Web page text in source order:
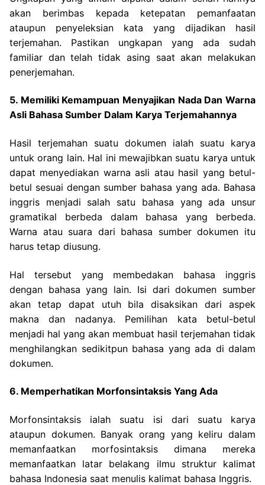
akan berimbas kepada ketepatan pemanfaatan
ataupun penyeleksian kata yang dijadikan hasil
terjemahan. Pastikan ungkapan yang ada sudah
familiar dan telah tidak asing saat akan melakukan
penerjemahan.
5. Memiliki Kemampuan Menyajikan Nada Dan Warna
Asli Bahasa Sumber Dalam Karya Terjemahannya
Hasil terjemahan suatu dokumen ialah suatu karya
untuk orang lain. Hal ini mewajibkan suatu karya untuk
dapat menyediakan warna asli atau hasil yang betul-
betul sesuai dengan sumber bahasa yang ada. Bahasa
inggris menjadi salah satu bahasa yang ada unsur
gramatikal berbeda dalam bahasa yang berbeda.
Warna atau suara dari bahasa sumber dokumen itu
harus tetap diusung.
Hal tersebut yang membedakan bahasa inggris
dengan bahasa yang lain. Isi dari dokumen sumber
akan tetap dapat utuh bila disaksikan dari aspek
makna dan nadanya. Pemilihan kata betul-betul
menjadi hal yang akan membuat hasil terjemahan tidak
menghilangkan sedikitpun bahasa yang ada di dalam
dokumen.
6. Memperhatikan Morfonsintaksis Yang Ada
Morfonsintaksis ialah suatu isi dari suatu karya
ataupun dokumen. Banyak orang yang keliru dalam
memanfaatkan morfosintaksis dimana mereka
memanfaatkan latar belakang ilmu struktur kalimat
bahasa Indonesia saat menulis kalimat bahasa Inggris.